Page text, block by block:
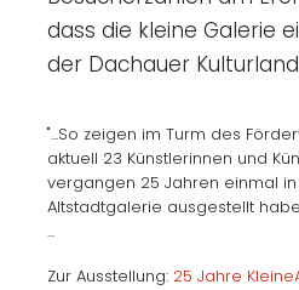
dass die kleine Galerie
der Dachauer
"...So zeigen im Turm des
aktuell 23 Künstlerinnen und
vergangen 25 Jahren einmal
Altstadtgalerie ausgestellt
...
Zur Ausstellung: 25 Jahre